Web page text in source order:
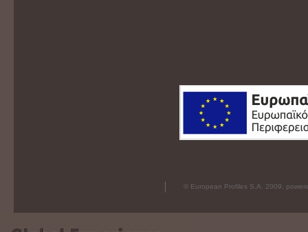
© European Profiles S.A. 2009,